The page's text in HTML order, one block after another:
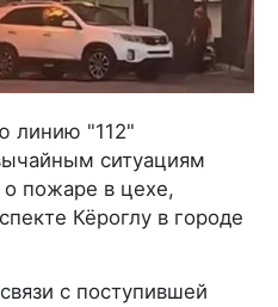
линию "112"
ситуациям
пожаре в цехе,
Кёроглу в городе
с поступившей